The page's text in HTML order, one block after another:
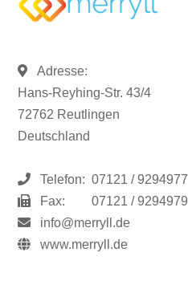
Adresse:
Hans-Reyhing-Str. 43/4
72762 Reutlingen
Deutschland
Telefon: 07121 / 9294977
Fax:
07121 / 9294979
info@merryll.de
www.merryll.de